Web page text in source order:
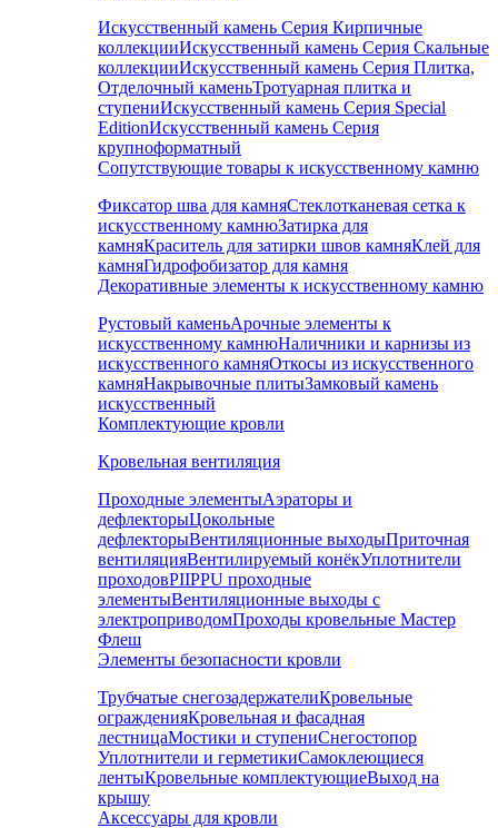
Искусственный камень Серия Кирпичные
коллекцииИскусственный камень Серия Скальные
коллекцииИскусственный камень Серия Плитка,
Отделочный каменьТротуарная плитка и
ступениИскусственный камень Серия Special
EditionИскусственный камень Серия
крупноформатный
Сопутствующие товары к искусственному камню
Фиксатор шва для камняСтеклотканевая сетка к
искусственному камнюЗатирка для
камняКраситель для затирки швов камняКлей для
камняГидрофобизатор для камня
Декоративные элементы к искусственному камню
Рустовый каменьАрочные элементы к
искусственному камнюНаличники и карнизы из
искусственного камняОткосы из искусственного
камняНакрывочные плитыЗамковый камень
искусственный
Комплектующие кровли
Кровельная вентиляция
Проходные элементыАэраторы и
дефлекторыЦокольные
дефлекторыВентиляционные выходыПриточная
вентиляцияВентилируемый конёкУплотнители
проходовPIIPPU проходные
элементыВентиляционные выходы с
электроприводомПроходы кровельные Мастер
Флеш
Элементы безопасности кровли
Трубчатые снегозадержателиКровельные
огражденияКровельная и фасадная
лестницаМостики и ступениСнегостопор
Уплотнители и герметикиСамоклеющиеся
лентыКровельные комплектующиеВыход на
крышу
Аксессуары для кровли